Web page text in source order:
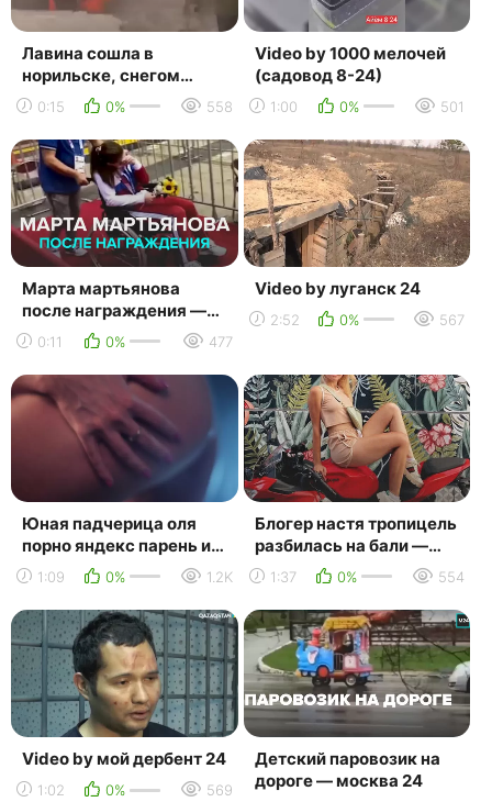
Лавина сошла в
норильске, снегом
засыпало домики с
людьми у
горнолыжного
комплекса...
0:15 0% 558
Video by 1000 мелочей
(садовод 8-24)
1:00 0% 501
Марта мартьянова
после награждения —
москва 24
0:11 0% 477
Video by луганск 24
2:52 0% 567
Юная падчерица оля
порно яндекс парень и
девушка насильно
категории огромные
больш...
1:09 0% 1.2K
Блогер настя тропицель
разбилась на бали —
москва 24
1:37 0% 554
Video by мой дербент 24
1:02 0% 569
Детский паровозик на
дороге — москва 24